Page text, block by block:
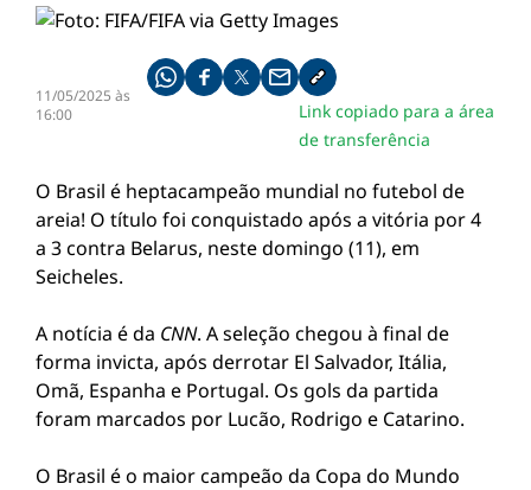
11/05/2025 às
16:00
Compartilhe pelo whatsapp
Compartilhar no facebook
Compartilhar no twitter
Compartilhe pelo email
Copiar link da notícia
Link copiado para a área
de transferência
O Brasil é heptacampeão mundial no futebol de
areia! O título foi conquistado após a vitória por 4
a 3 contra Belarus, neste domingo (11), em
Seicheles.
A notícia é da CNN. A seleção chegou à final de
forma invicta, após derrotar El Salvador, Itália,
Omã, Espanha e Portugal. Os gols da partida
foram marcados por Lucão, Rodrigo e Catarino.
O Brasil é o maior campeão da Copa do Mundo